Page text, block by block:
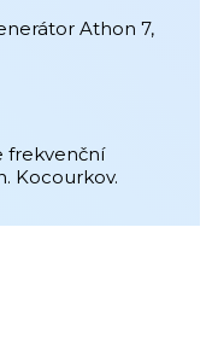
Athon 7,
frekvenční
Kocourkov.